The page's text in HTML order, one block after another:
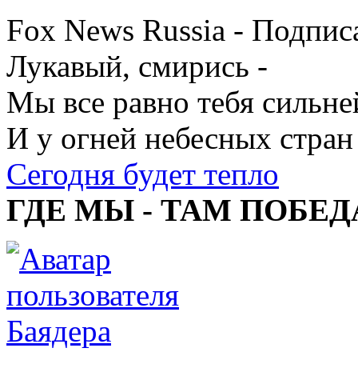
Fox News Russia -
Лукавый, смирись -
Мы все равно тебя
И у огней небесных стран
Сегодня будет тепло
ГДЕ МЫ - ТАМ
Баядера